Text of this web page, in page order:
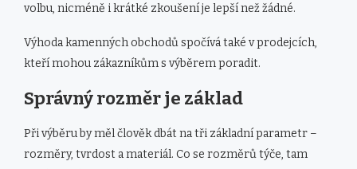
volbu, nicméně i krátké zkoušení je lepší než žádné.
Výhoda kamenných obchodů spočívá také v prodejcích,
kteří mohou zákazníkům s výběrem poradit.
Správný rozměr je základ
Při výběru by měl člověk dbát na tři základní parametr –
rozměry, tvrdost a materiál. Co se rozměrů týče, tam